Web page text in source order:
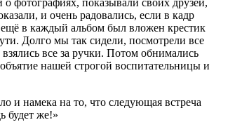
о фотографиях, показывали своих друзей,
и очень радовались, если в кадр
ещё в каждый альбом был вложен крестик
Долго мы так сидели, посмотрели все
все за ручки. Потом обнимались
нашей строгой воспитательницы и
и намека на то, что следующая встреча
будет же!»